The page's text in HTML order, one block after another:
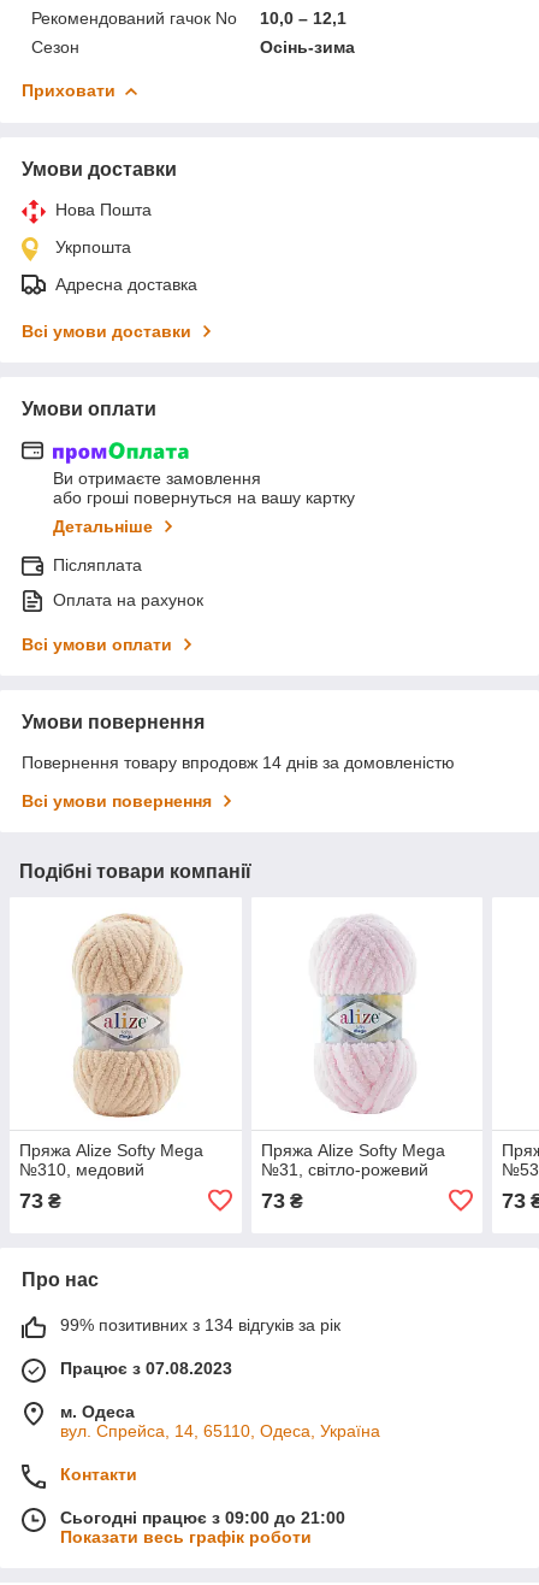
Рекомендований гачок No
10,0 – 12,1
Сезон
Осінь-зима
Приховати
Умови доставки
Нова Пошта
Укрпошта
Адресна доставка
Всі умови доставки
Умови оплати
Ви отримаєте замовлення
або гроші повернуться на вашу картку
Детальніше
Післяплата
Оплата на рахунок
Всі умови оплати
Умови повернення
Повернення товару впродовж 14 днів за домовленістю
Всі умови повернення
Подібні товари компанії
Пряжа Alize Softy Mega
№310, медовий
73 ₴
Пряжа Alize Softy Mega
№31, світло-рожевий
73₴ 73
Про нас
99% позитивних з 134 відгуків за рік
Працює з 07.08.2023
м. Одеса
вул. Спрейса, 14, 65110, Одеса, Україна
Контакти
Сьогодні працює з 09:00 до 21:00
Показати весь графік роботи